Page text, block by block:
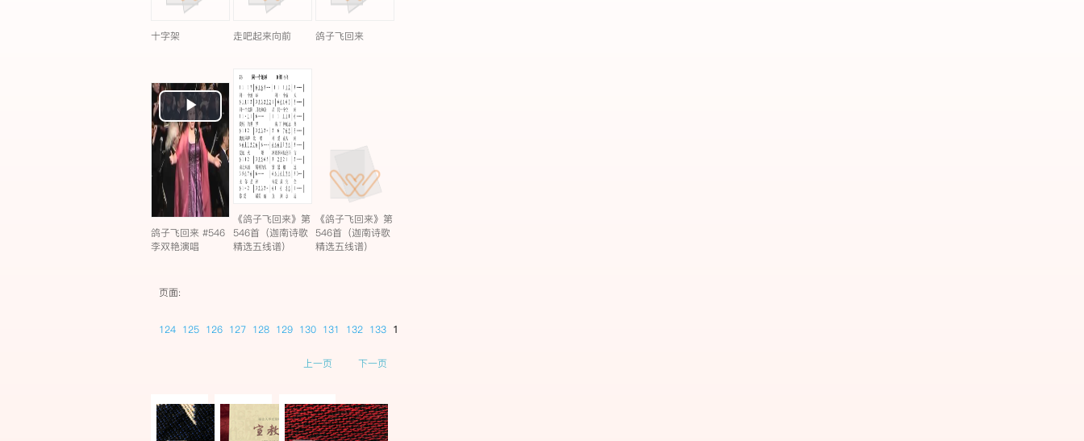
十字架 走吧起来向前 鸽子飞回来
Play
Video
鸽子飞回来 #546
李双艳演唱
《鸽子飞回来》第
546首（迦南诗歌
精选五线谱）
《鸽子飞回来》第
546首（迦南诗歌
精选五线谱）
页面:
124 125 126 127 128 129 130 131 132 133 134
上一页 下一页